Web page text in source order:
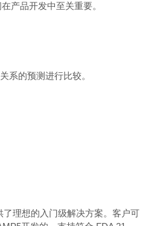
产品开发中至关重要。
系的预测进行比较。
理想的入门级解决方案。客户可